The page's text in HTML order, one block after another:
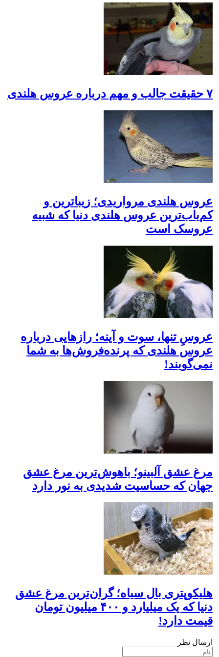
۷ حقیقت جالب و مهم درباره عروس هلندی
عروس هلندی مرواریدی؛ زیباترین و
کم‌یاب‌ترین عروس هلندی دنیا که شبیه
عروسک است
عروسِ تنها، سوت و آینه؛ رازهایی درباره
عروس هلندی که پرنده‌فروش‌ها به شما
نمی‌گویند!
مرغ عشق آلبینو؛ باهوش‌ترین مرغ عشق
جهان که حساسیت شدیدی به نور دارد
هلیکوپتری بال سیاه؛ گران‌ترین مرغ عشق
دنیا که یک میلیارد و ۴۰۰ میلیون تومان
قیمت دارد!
ارسال نظر